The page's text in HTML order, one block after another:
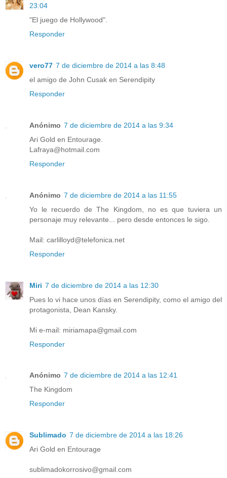
23:04
"El juego de Hollywood".
Responder
vero77 7 de diciembre de 2014 a las 8:48
el amigo de John Cusak en Serendipity
Responder
Anónimo 7 de diciembre de 2014 a las 9:34
Ari Gold en Entourage.
Lafraya@hotmail.com
Responder
Anónimo 7 de diciembre de 2014 a las 11:55
Yo le recuerdo de The Kingdom, no es que tuviera un
personaje muy relevante... pero desde entonces le sigo.
Mail: carlilloyd@telefonica.net
Responder
Miri 7 de diciembre de 2014 a las 12:30
Pues lo vi hace unos días en Serendipity, como el amigo del
protagonista, Dean Kansky.
Mi e-mail: miriamapa@gmail.com
Responder
Anónimo 7 de diciembre de 2014 a las 12:41
The Kingdom
Responder
Sublimado 7 de diciembre de 2014 a las 18:26
Ari Gold en Entourage
sublimadokorrosivo@gmail.com